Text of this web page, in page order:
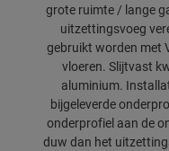
grote ruimte / lange
uitzettingsvoeg
gebruikt worden met
vloeren. Slijtvast
aluminium.
bijgeleverde
onderprofiel aan de
duw dan het